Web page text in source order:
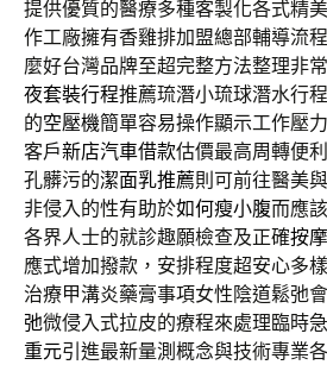
提供優質的醫療多種客製化各式精美
作工廠擁有香雞排加盟總部輔導流程
麼好台灣品牌至超完整方法整理非
夜套裝行程推薦琉潛小琉球潛水行
的空壓機簡單容易操作顯示工作壓
客戶新店汽車借款估價最高周轉便
孔髒污的潔面乳推薦則可前往醫美
非侵入的性有助於如何瘦小腹而應
各界人士的就診趣願檢查及正確按
應式增加撥款，安排程度超安心多
治療甲溝炎藥膏事項女性陰道鬆弛
弛微侵入式拉皮的療程來處理臨時
重元引進最新量測概念與技術專業